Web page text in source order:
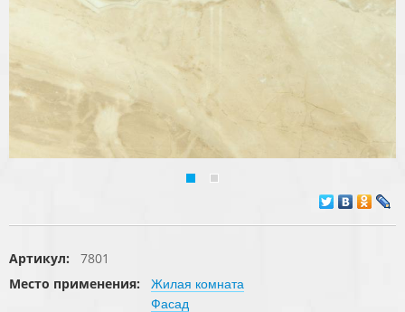
Артикул:
7801
Место применения:
Жилая комната
Фасад